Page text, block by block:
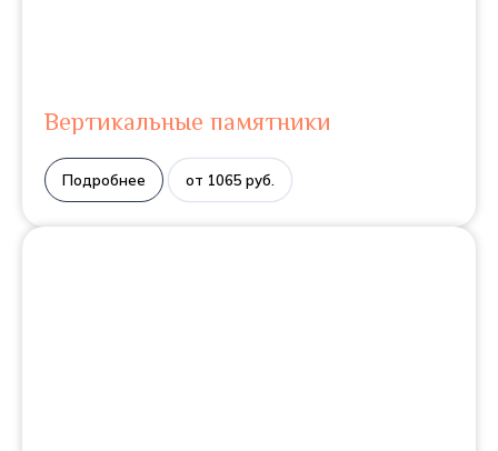
Вертикальные памятники
Подробнее от 1065 руб.